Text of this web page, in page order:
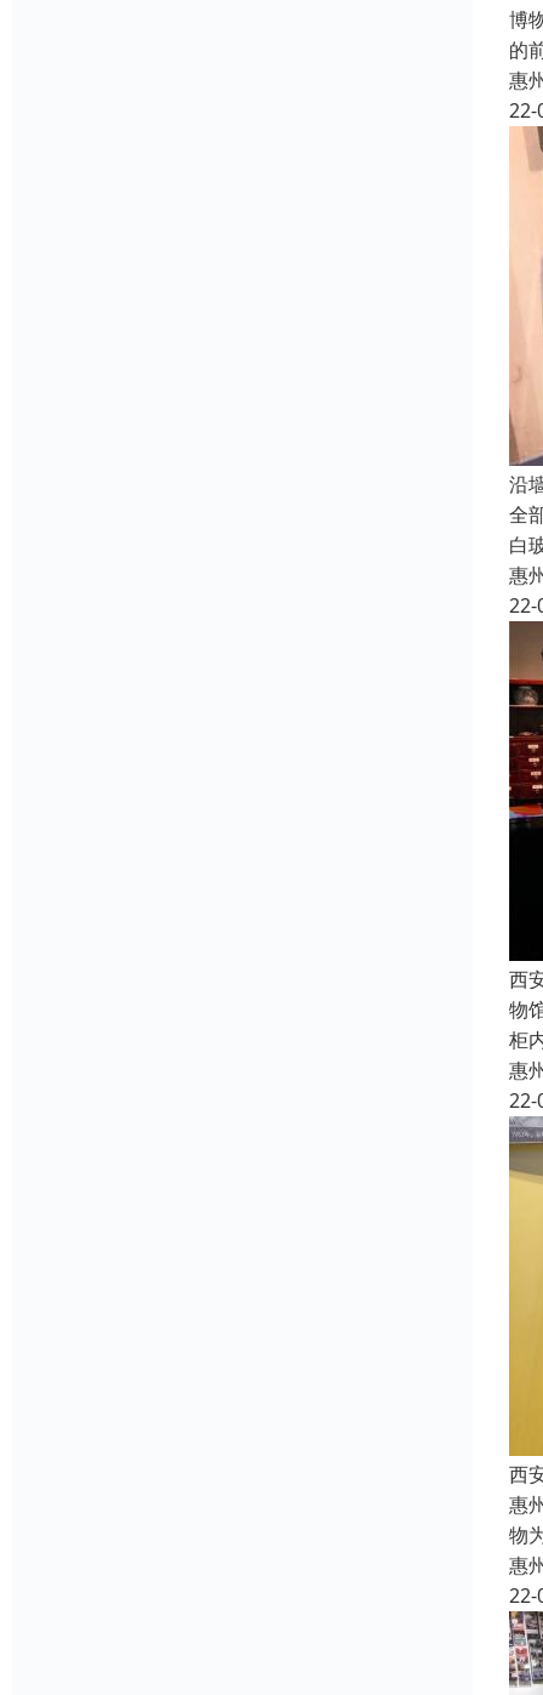
博
的
惠
22-
沿
全
白
惠
22-
西
物
柜
惠
22-
西
惠
物
惠
22-